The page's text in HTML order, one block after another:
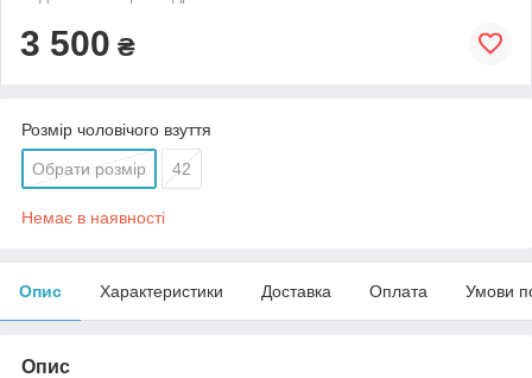
3 500 ₴
Розмір чоловічого взуття
Обрати розмір 42
Немає в наявності
Опис Характеристики Доставка Оплата Умови
Опис